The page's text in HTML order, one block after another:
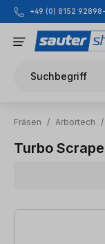
Zum Hauptinhalt
+49 (0) 8152
Suchbegriff
Fräsen / Arbortech /
Turbo
6 Artikel gefunden